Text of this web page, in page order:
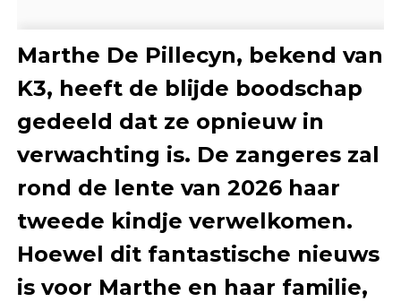
Marthe De Pillecyn, bekend van
K3, heeft de blijde boodschap
gedeeld dat ze opnieuw in
verwachting is. De zangeres zal
rond de lente van 2026 haar
tweede kindje verwelkomen.
Hoewel dit fantastische nieuws
is voor Marthe en haar familie,